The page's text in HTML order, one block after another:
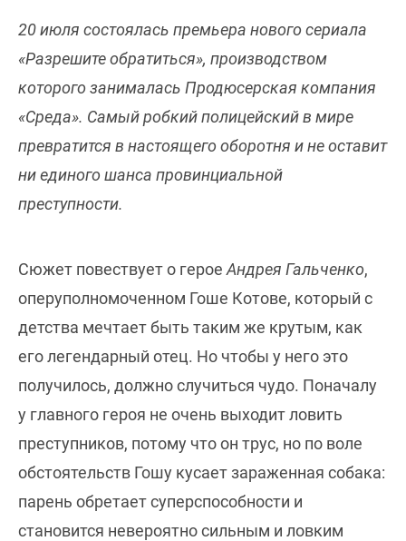
20 июля состоялась премьера нового сериала
«Разрешите обратиться», производством
которого занималась Продюсерская компания
«Среда». Самый робкий полицейский в мире
превратится в настоящего оборотня и не оставит
ни единого шанса провинциальной
преступности.
Сюжет повествует о герое Андрея Гальченко,
оперуполномоченном Гоше Котове, который с
детства мечтает быть таким же крутым, как
его легендарный отец. Но чтобы у него это
получилось, должно случиться чудо. Поначалу
у главного героя не очень выходит ловить
преступников, потому что он трус, но по воле
обстоятельств Гошу кусает зараженная собака:
парень обретает суперспособности и
становится невероятно сильным и ловким